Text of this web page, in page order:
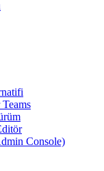
Console)